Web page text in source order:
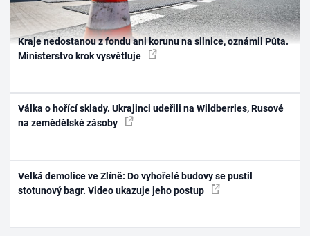
Kraje nedostanou z fondu ani korunu na silnice, oznámil Půta.
Ministerstvo krok vysvětluje
Válka o hořící sklady. Ukrajinci udeřili na Wildberries, Rusové
na zemědělské zásoby
Velká demolice ve Zlíně: Do vyhořelé budovy se pustil
stotunový bagr. Video ukazuje jeho postup